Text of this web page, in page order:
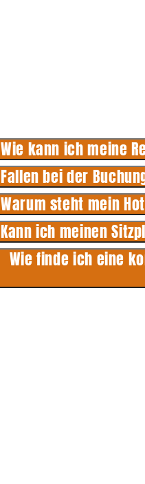
Wie kann ich meine
Fallen bei der
Warum steht mein
Kann ich meinen
Wie finde ich eine